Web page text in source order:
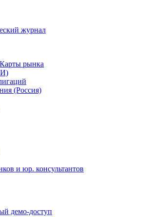
журнал
рынка
(Россия)
и юр. консультантов
демо-доступ